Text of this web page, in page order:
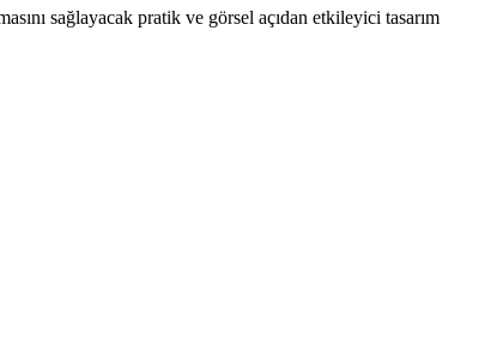
sağlayacak pratik ve görsel açıdan etkileyici tasarım